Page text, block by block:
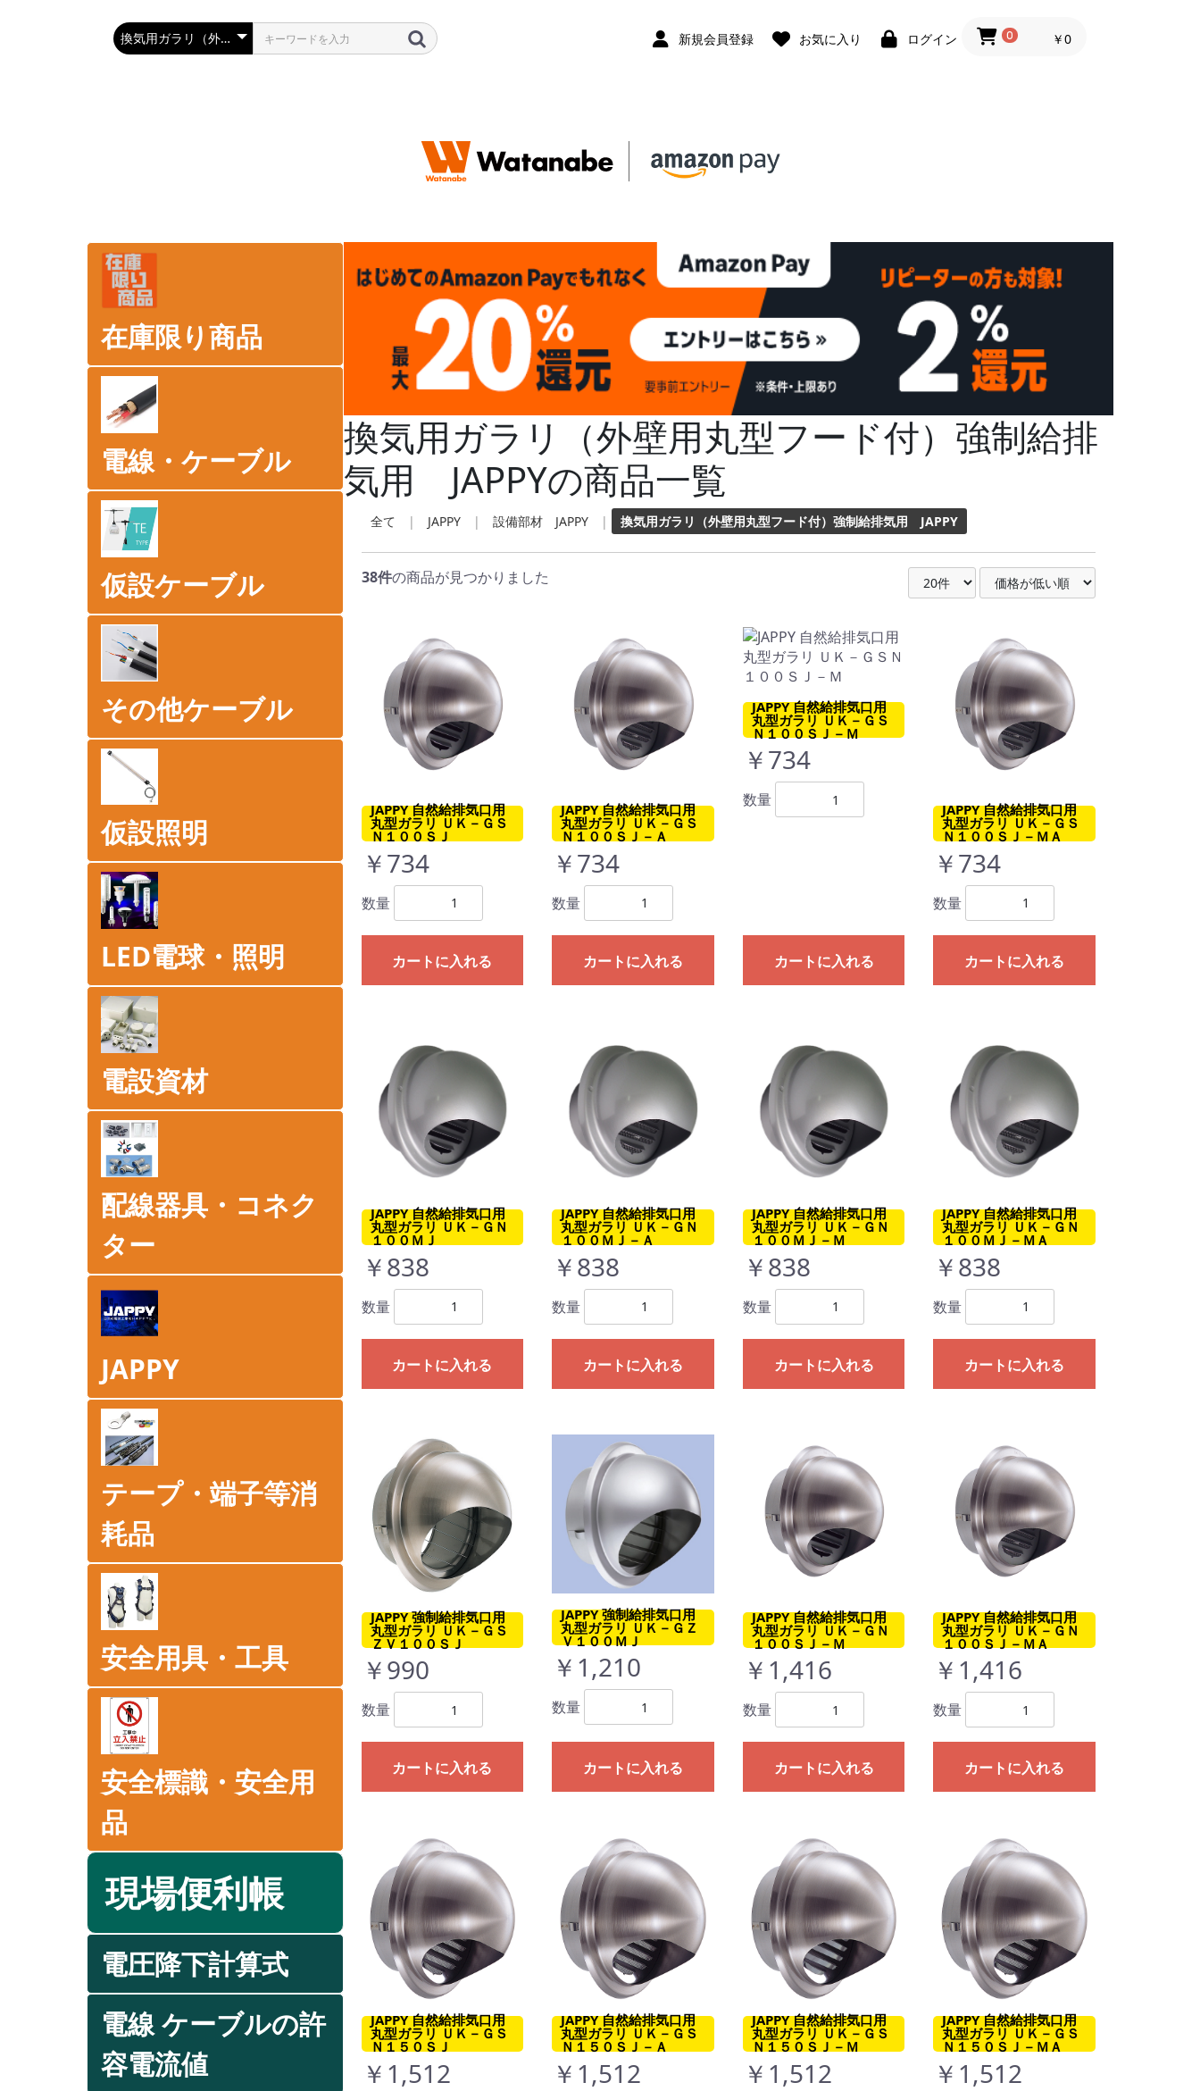
新規会員登録 お気に入り ログイン 0 ￥0
在庫限り商品
電線・ケーブル
仮設ケーブル
その他ケーブル
仮設照明
LED電球・照明
電設資材
配線器具・コネク
ター
JAPPY
テープ・端子等消
耗品
安全用具・工具
安全標識・安全用
品
現場便利帳
電圧降下計算式
電線 ケーブルの許
容電流値
換気用ガラリ（外壁用丸型フード付）強制給排
気用 JAPPYの商品一覧
全て | JAPPY | 設備部材 JAPPY | 換気用ガラリ（外壁用丸型フード付）強制給排気用 JAPPY
38件の商品が見つかりました
JAPPY 自然給排気口用
丸型ガラリ ＵＫ－ＧＳ
Ｎ１００ＳＪ
￥734
数量
カートに入れる
JAPPY 自然給排気口用
丸型ガラリ ＵＫ－ＧＳ
Ｎ１００ＳＪ－Ａ
￥734
数量
カートに入れる
JAPPY 自然給排気口用
丸型ガラリ ＵＫ－ＧＳ
Ｎ１００ＳＪ－Ｍ
￥734
数量
カートに入れる
JAPPY 自然給排気口用
丸型ガラリ ＵＫ－ＧＳ
Ｎ１００ＳＪ－ＭＡ
￥734
数量
カートに入れる
JAPPY 自然給排気口用
丸型ガラリ ＵＫ－ＧＮ
１００ＭＪ
￥838
数量
カートに入れる
JAPPY 自然給排気口用
丸型ガラリ ＵＫ－ＧＮ
１００ＭＪ－Ａ
￥838
数量
カートに入れる
JAPPY 自然給排気口用
丸型ガラリ ＵＫ－ＧＮ
１００ＭＪ－Ｍ
￥838
数量
カートに入れる
JAPPY 自然給排気口用
丸型ガラリ ＵＫ－ＧＮ
１００ＭＪ－ＭＡ
￥838
数量
カートに入れる
JAPPY 強制給排気口用
丸型ガラリ ＵＫ－ＧＳ
ＺＶ１００ＳＪ
￥990
数量
カートに入れる
JAPPY 強制給排気口用
丸型ガラリ ＵＫ－ＧＺ
Ｖ１００ＭＪ
￥1,210
数量
カートに入れる
JAPPY 自然給排気口用
丸型ガラリ ＵＫ－ＧＮ
１００ＳＪ－Ｍ
￥1,416
数量
カートに入れる
JAPPY 自然給排気口用
丸型ガラリ ＵＫ－ＧＮ
１００ＳＪ－ＭＡ
￥1,416
数量
カートに入れる
JAPPY 自然給排気口用
丸型ガラリ ＵＫ－ＧＳ
Ｎ１５０ＳＪ
￥1,512
JAPPY 自然給排気口用
丸型ガラリ ＵＫ－ＧＳ
Ｎ１５０ＳＪ－Ａ
￥1,512
JAPPY 自然給排気口用
丸型ガラリ ＵＫ－ＧＳ
Ｎ１５０ＳＪ－Ｍ
￥1,512
JAPPY 自然給排気口用
丸型ガラリ ＵＫ－ＧＳ
Ｎ１５０ＳＪ－ＭＡ
￥1,512